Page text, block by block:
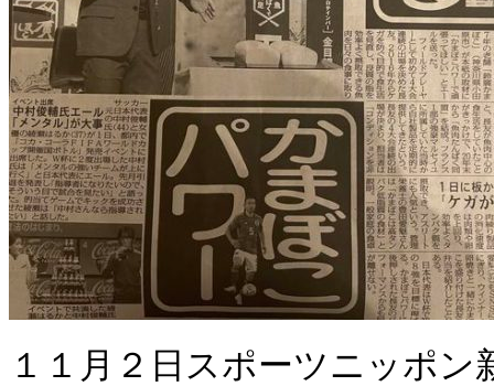
１１月２日スポーツニッポ